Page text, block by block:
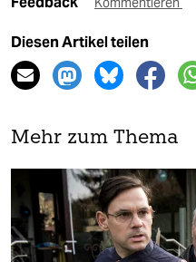
Diesen Artikel teilen
Mehr zum Thema